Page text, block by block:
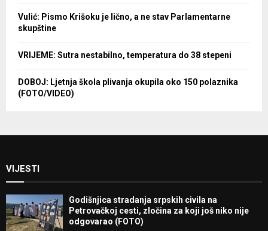
Vulić: Pismo Krišoku je lično, a ne stav Parlamentarne
skupštine
VRIJEME: Sutra nestabilno, temperatura do 38 stepeni
DOBOJ: Ljetnja škola plivanja okupila oko 150 polaznika
(FOTO/VIDEO)
VIJESTI
Godišnjica stradanja srpskih civila na
Petrovačkoj cesti, zločina za koji još niko nije
odgovarao (FOTO)